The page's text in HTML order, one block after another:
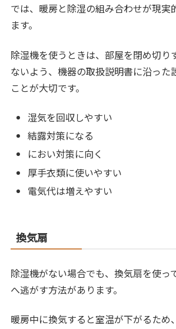
では、暖房と除湿の組み合わせが現実
ます。
除湿機を使うときは、部屋を閉め切り
ないよう、機器の取扱説明書に沿った
ことが大切です。
湿気を回収しやすい
結露対策になる
におい対策に向く
厚手衣類に使いやすい
電気代は増えやすい
換気扇
除湿機がない場合でも、換気扇を使っ
へ逃がす方法があります。
暖房中に換気すると室温が下がるため